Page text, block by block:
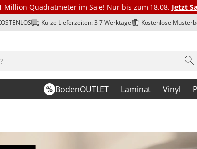
Million Quadratmeter im Sale! Nur bis zum 18.08. Jetzt
Kurze Lieferzeiten: 3-7 Werktage Kostenlose
BodenOUTLET Laminat Vinyl